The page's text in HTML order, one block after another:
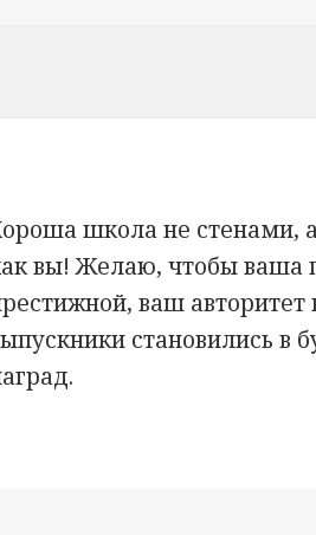
школа не стенами,
вы! Желаю, чтобы ваша
ваш
становились